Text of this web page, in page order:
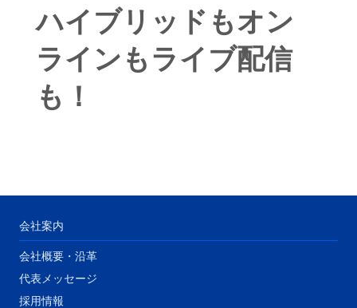
ハイブリッドもオン
ラインもライブ配信
も！
会社案内
会社概要・沿革
代表メッセージ
​採用情報